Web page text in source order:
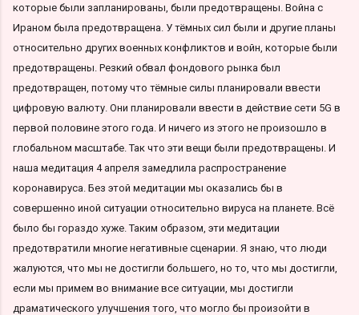
которые были запланированы, были предотвращены. Война с
Ираном была предотвращена. У тёмных сил были и другие планы
относительно других военных конфликтов и войн, которые были
предотвращены. Резкий обвал фондового рынка был
предотвращен, потому что тёмные силы планировали ввести
цифровую валюту. Они планировали ввести в действие сети 5G в
первой половине этого года. И ничего из этого не произошло в
глобальном масштабе. Так что эти вещи были предотвращены. И
наша медитация 4 апреля замедлила распространение
коронавируса. Без этой медитации мы оказались бы в
совершенно иной ситуации относительно вируса на планете. Всё
было бы гораздо хуже. Таким образом, эти медитации
предотвратили многие негативные сценарии. Я знаю, что люди
жалуются, что мы не достигли большего, но то, что мы достигли,
если мы примем во внимание все ситуации, мы достигли
драматического улучшения того, что могло бы произойти в